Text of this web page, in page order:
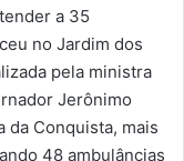
a 35
no Jardim dos
pela ministra
Jerônimo
da Conquista, mais
48 ambulâncias